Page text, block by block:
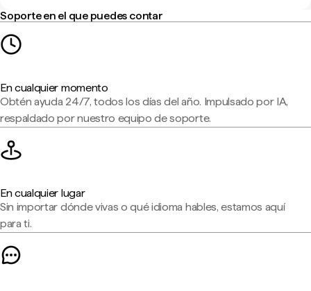
Soporte en el que puedes contar
En cualquier momento
Obtén ayuda 24/7, todos los días del año. Impulsado por IA,
respaldado por nuestro equipo de soporte.
En cualquier lugar
Sin importar dónde vivas o qué idioma hables, estamos aquí
para ti.